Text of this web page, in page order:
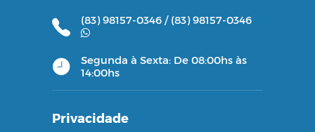
(83) 98157-0346 / (83) 98157-0346
Segunda à Sexta: De 08:00hs às
14:00hs
Privacidade